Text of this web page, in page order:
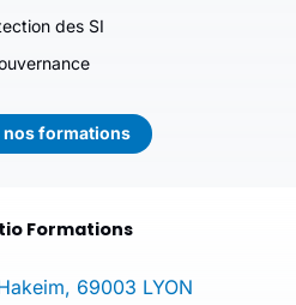
des SI
nos formations
Formations
69003 LYON